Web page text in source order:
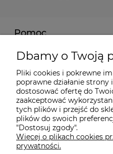
Pomoc
Moje konto
Płatności i dostawa
Informacje
O nas
Dbamy o Twoją
Pliki cookies i pokrewne
poprawne działanie
dostosować ofertę do
zaakceptować
tych plików i przejść do
plików do swoich
"Dostosuj zgody".
Więcej o plikach cookies
prywatności.